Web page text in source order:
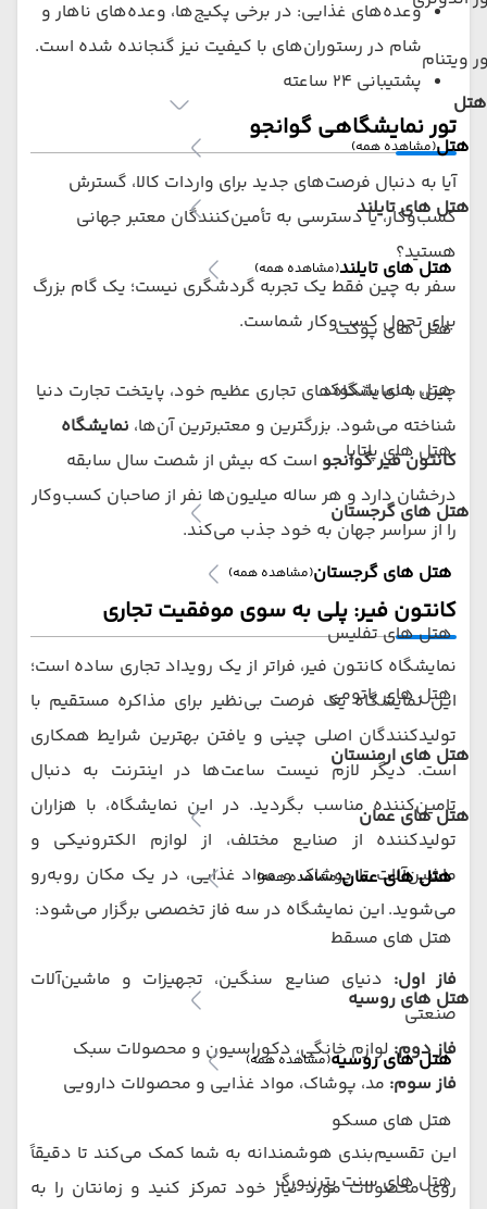
ویتنام
هتل
هتل(مشاهده همه)
هتل های تایلند
هتل های تایلند(مشاهده همه)
هتل های پوکت
هتل های بانکوک
هتل های پاتایا
هتل های گرجستان
هتل های گرجستان(مشاهده همه)
هتل های تفلیس
هتل های باتومی
هتل های ارمنستان
هتل های عمان
هتل های عمان(مشاهده همه)
هتل های مسقط
هتل های روسیه
هتل های روسیه(مشاهده همه)
هتل های مسکو
هتل های سنت پترزبورگ
وعده‌های غذایی: در برخی پکیج‌ها، وعده‌های ناهار و
شام در رستوران‌های با کیفیت نیز گنجانده شده است.
پشتیبانی 24 ساعته
تور نمایشگاهی گوانجو
آیا به دنبال فرصت‌های جدید برای واردات کالا، گسترش
کسب‌وکار، یا دسترسی به تأمین‌کنندگان معتبر جهانی
هستید؟
سفر به چین فقط یک تجربه گردشگری نیست؛ یک گام بزرگ
برای تحول کسب‌وکار شماست.
چین، با نمایشگاه‌های تجاری عظیم خود، پایتخت تجارت دنیا
شناخته می‌شود. بزرگترین و معتبرترین آن‌ها، نمایشگاه
کانتون فیر گوانجو است که بیش از شصت سال سابقه
درخشان دارد و هر ساله میلیون‌ها نفر از صاحبان کسب‌وکار
را از سراسر جهان به خود جذب می‌کند.
کانتون فیر: پلی به سوی موفقیت تجاری
نمایشگاه کانتون فیر، فراتر از یک رویداد تجاری ساده است؛
این نمایشگاه یک فرصت بی‌نظیر برای مذاکره مستقیم با
تولیدکنندگان اصلی چینی و یافتن بهترین شرایط همکاری
است. دیگر لازم نیست ساعت‌ها در اینترنت به دنبال
تامین‌کننده مناسب بگردید. در این نمایشگاه، با هزاران
تولیدکننده از صنایع مختلف، از لوازم الکترونیکی و
ماشین‌آلات تا پوشاک و مواد غذایی، در یک مکان روبه‌رو
می‌شوید. این نمایشگاه در سه فاز تخصصی برگزار می‌شود:
فاز اول: دنیای صنایع سنگین، تجهیزات و ماشین‌آلات
صنعتی
فاز دوم:لوازم خانگی، دکوراسیون و محصولات سبک
فاز سوم: مد، پوشاک، مواد غذایی و محصولات دارویی
این تقسیم‌بندی هوشمندانه به شما کمک می‌کند تا دقیقاً
روی محصولات مورد نیاز خود تمرکز کنید و زمانتان را به